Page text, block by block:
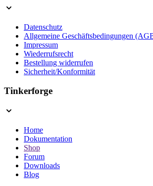
Datenschutz
Allgemeine Geschäftsbedingungen
Impressum
Wiederrufsrecht
Bestellung widerrufen
Sicherheit/Konformität
Tinkerforge
Home
Dokumentation
Shop
Forum
Downloads
Blog